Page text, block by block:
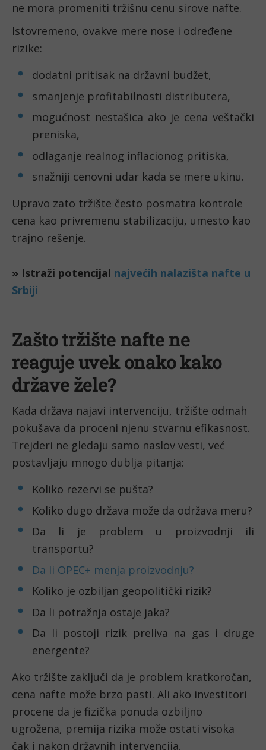
ne mora promeniti tržišnu cenu sirove nafte.
Istovremeno, ovakve mere nose i određene
rizike:
dodatni pritisak na državni budžet,
smanjenje profitabilnosti distributera,
mogućnost nestašica ako je cena veštački
preniska,
odlaganje realnog inflacionog pritiska,
snažniji cenovni udar kada se mere ukinu.
Upravo zato tržište često posmatra kontrole
cena kao privremenu stabilizaciju, umesto kao
trajno rešenje.
Zašto tržište nafte ne
reaguje uvek onako kako
države žele?
Kada država najavi intervenciju, tržište odmah
pokušava da proceni njenu stvarnu efikasnost.
Trejderi ne gledaju samo naslov vesti, već
postavljaju mnogo dublja pitanja:
Koliko rezervi se pušta?
Koliko dugo država može da održava meru?
Da li je problem u proizvodnji ili
transportu?
Da li OPEC+ menja proizvodnju?
Koliko je ozbiljan geopolitički rizik?
Da li potražnja ostaje jaka?
Da li postoji rizik preliva na gas i druge
energente?
Ako tržište zaključi da je problem kratkoročan,
cena nafte može brzo pasti. Ali ako investitori
procene da je fizička ponuda ozbiljno
ugrožena, premija rizika može ostati visoka
čak i nakon državnih intervencija.